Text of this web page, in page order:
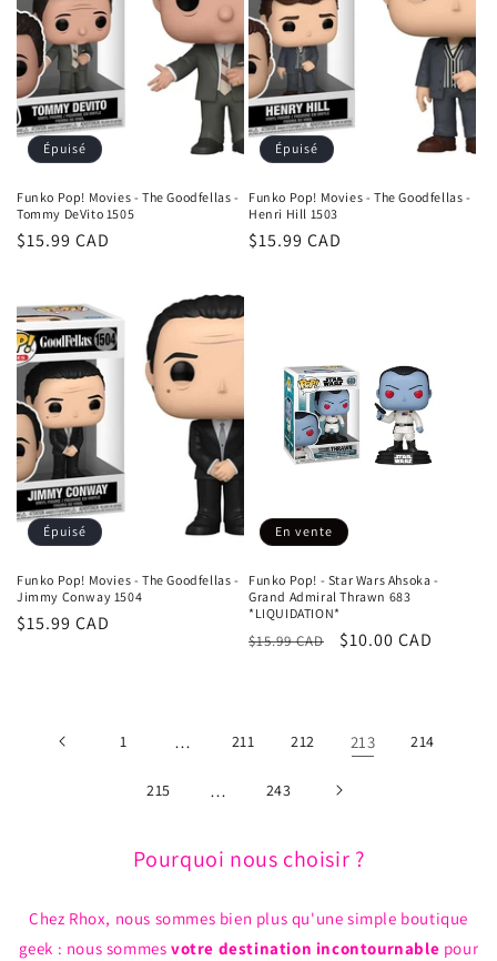
Épuisé
Funko Pop! Movies - The Goodfellas -
Tommy DeVito 1505
Prix
$15.99 CAD
Épuisé
Funko Pop! Movies - The Goodfellas -
Henri Hill 1503
Prix
$15.99 CAD
Épuisé
Funko Pop! Movies - The Goodfellas -
Jimmy Conway 1504
Prix
$15.99 CAD
En vente
Funko Pop! - Star Wars Ahsoka -
Grand Admiral Thrawn 683
*LIQUIDATION*
Prix
$15.99 CAD
Prix
$10.00 CAD
1 … 211 212 213 214
215 … 243
Pourquoi nous choisir ?
Chez Rhox, nous sommes bien plus qu'une simple boutique
geek : nous sommesvotre destination incontournable pour